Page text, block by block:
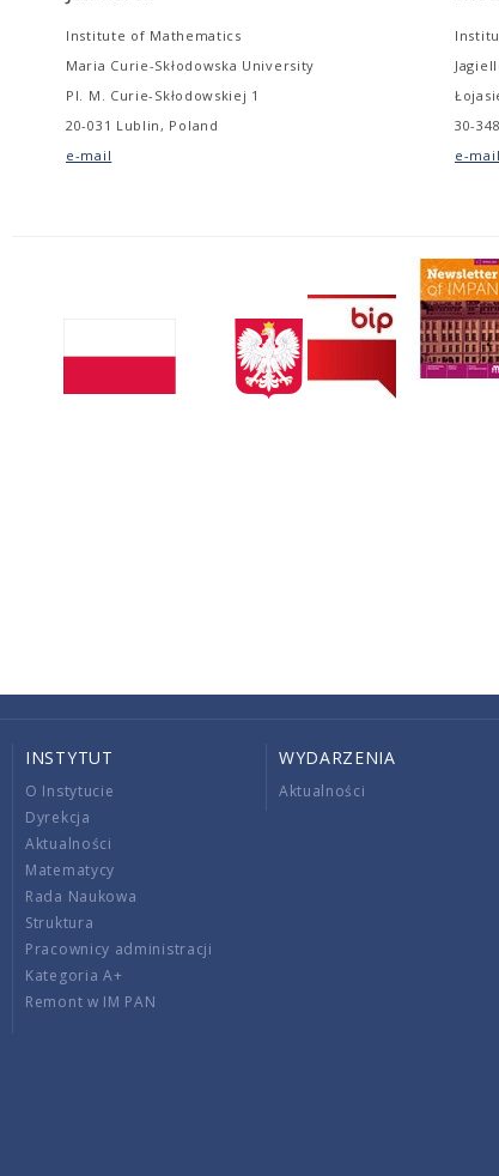
Institute of Mathematics
Maria Curie-Skłodowska University
Pl. M. Curie-Skłodowskiej 1
20-031 Lublin, Poland
e-mail
30-
e-mail
INSTYTUT
O Instytucie
Dyrekcja
Aktualności
Matematycy
Rada Naukowa
Struktura
Pracownicy administracji
Kategoria A+
Remont w IM PAN
WYDARZENIA
Aktualności